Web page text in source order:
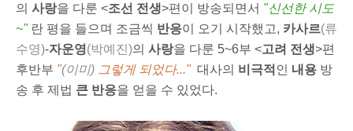
의 사랑을 다룬 <조선 전생>편이 방송되면서 "신선한 시도
~" 란 평을 들으며 조금씩 반응이 오기 시작했고, 카사르(류
수영)-자운영(박예진)의 사랑을 다룬 5~6부 <고려 전생>편
후반부 "(이미) 그렇게 되었다..." 대사의 비극적 인 내용 방
송 후 제법 큰 반응을 얻을 수 있었다.